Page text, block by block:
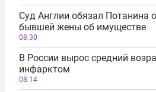
Суд Англии обязал Потанина
бывшей жены об имуществе
08:30
В России вырос средний
инфарктом
08:14